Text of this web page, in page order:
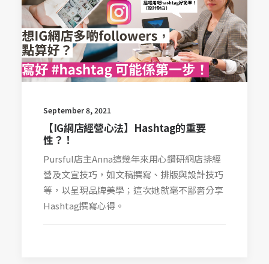
September 8, 2021
【IG網店經營心法】Hashtag的重要
性？！
Pursful店主Anna這幾年來用心鑽研網店排經
營及文宣技巧，如文稿撰寫、排版與設計技巧
等，以呈現品牌美學；這次她就毫不鄙嗇分享
Hashtag撰寫心得。